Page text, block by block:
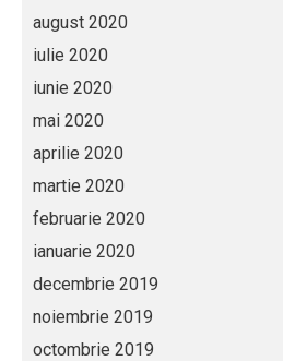
august 2020
iulie 2020
iunie 2020
mai 2020
aprilie 2020
martie 2020
februarie 2020
ianuarie 2020
decembrie 2019
noiembrie 2019
octombrie 2019